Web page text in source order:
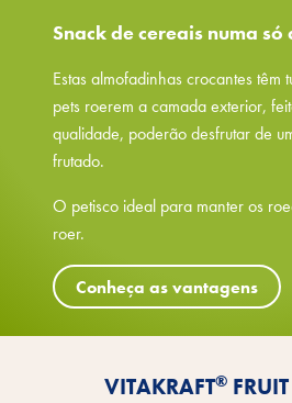
Snack de cereais numa só
Estas almofadinhas crocantes têm
pets roerem a camada exterior,
qualidade, poderão desfrutar de
frutado.
O petisco ideal para manter os
roer.
Conheça as vantagens
VITAKRAFT®FRUIT